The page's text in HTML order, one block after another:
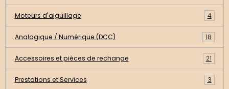
Moteurs d'aiguillage 4
Analogique / Numérique (DCC) 18
Accessoires et pièces de rechange 21
Prestations et Services 3